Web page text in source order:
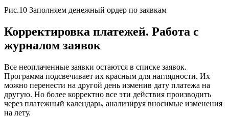
Рис.10 Заполняем денежный ордер по заявкам
Корректировка платежей. Работа с
журналом заявок
Все неоплаченные заявки остаются в списке заявок.
Программа подсвечивает их красным для наглядности. Их
можно перенести на другой день изменив дату платежа на
другую. Но более корректно все эти действия производить
через платежный календарь, анализируя вносимые изменения
на лету.